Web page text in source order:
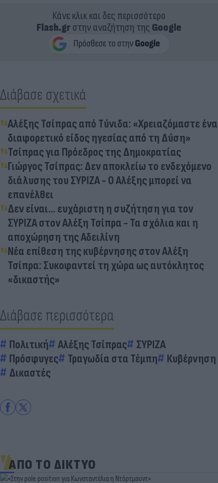
Κάνε κλικ και δες περισσότερο
Flash.grστην αναζήτηση της Google
Διάβασε σχετικά
Αλέξης Τσίπρας από Τύνιδα: «Χρειαζόμαστε ένα
διαφορετικό είδος ηγεσίας από τη Δύση»
Τσίπρας για Πρόεδρος της Δημοκρατίας
Γιώργος Τσίπρας: Δεν αποκλείω το ενδεχόμενο
διάλυσης του ΣΥΡΙΖΑ - Ο Αλέξης μπορεί να
επανέλθει
Δεν είναι... ευχάριστη η συζήτηση για τον
ΣΥΡΙΖΑ στον Αλέξη Τσίπρα - Τα σχόλια και η
αποχώρηση της Αδειλίνη
Νέα επίθεση της κυβέρνησης στον Αλέξη
Τσίπρα: Συκοφαντεί τη χώρα ως αυτόκλητος
«δικαστής»
Διάβασε περισσότερα
Πολιτική Αλέξης Τσίπρας
ΣΥΡΙΖΑ
Πρόσφυγες
Τραγωδία στα Τέμπη
Κυβέρνηση
Δικαστές
ΑΠΟ ΤΟ ΔΙΚΤΥΟ